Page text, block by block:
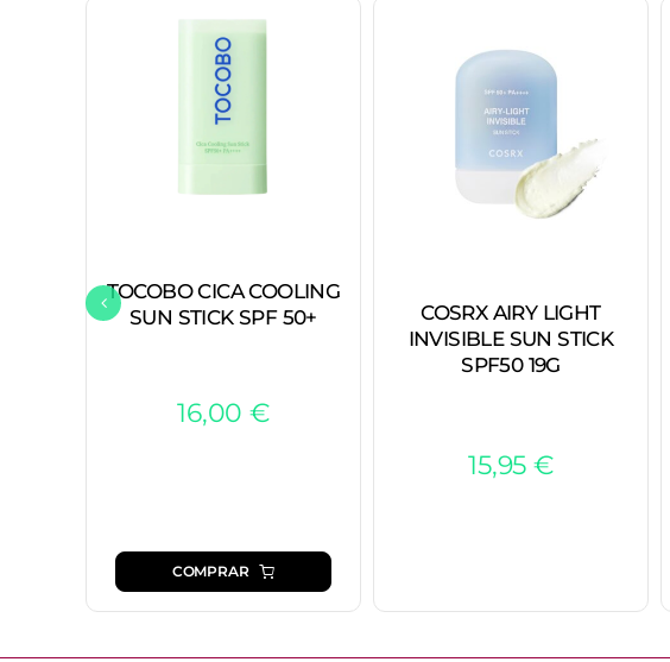
TOCOBO CICA COOLING
SUN STICK SPF 50+
16,00 €
COMPRAR
COSRX AIRY LIGHT
INVISIBLE SUN STICK
SPF50 19G
15,95 €